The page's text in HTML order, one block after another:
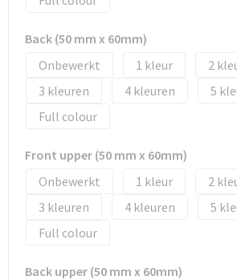
Tassen en Rugzakken
Textiel
Verzorging en Wellness
Vrije tijd en reizen
Ondergoed, Sokken en Nachtkleding
Hemden en blouses
Peuters en Baby's
Sport
Back (50 mm x 60mm)
Onbewerkt
1
2
3
4
5
Full colour
Front upper (50 mm x 60mm)
Onbewerkt
1
2
3
4
5
Full colour
Back upper (50 mm x 60mm)